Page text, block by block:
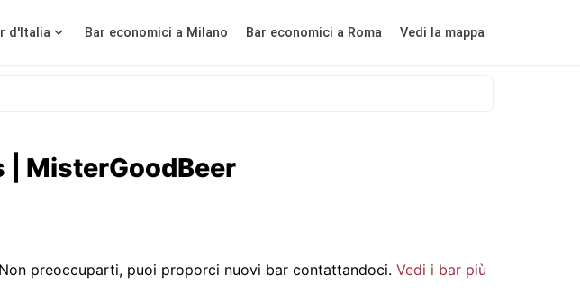
d'Italia Bar economici a Milano Bar economici a Roma Vedi la mappa
| MisterGoodBeer
preoccuparti, puoi proporci nuovi bar contattandoci. Vedi i bar più